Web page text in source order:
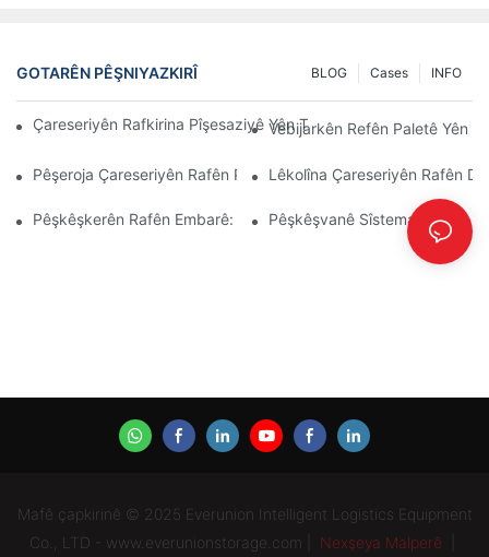
GOTARÊN PÊŞNIYAZKIRÎ INFO
Cases
BLOG
Çareseriyên Rafkirina Pîşesaziyê Yên Top Ji Bo Rêvebiriya
Vebijarkên Refên Paletê Yên
Pêşeroja Çareseriyên Rafên Paletê: Trend Û Nûjenî
Lêkolîna Çareseriyên Rafên
Pêşkêşkerên Rafên Embarê: Li Çi BigerinPêşkêşvanê Sîstema Rackê:
Mafê çapkirinê © 2025 Everunion Intelligent Logistics Equipment
Co., LTD - www.everunionstorage.com |
Nexşeya Malperê